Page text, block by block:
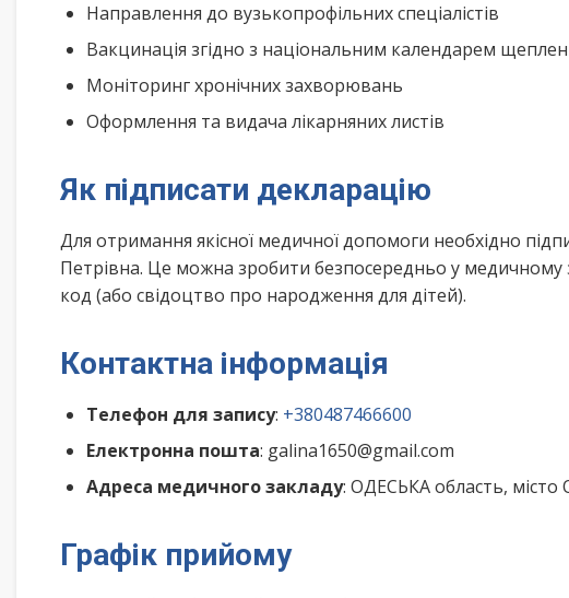
Направлення до вузькопрофільних спеціалістів
Вакцинація згідно з національним календарем
Моніторинг хронічних захворювань
Оформлення та видача лікарняних листів
Як підписати декларацію
Для отримання якісної медичної допомоги необхідно
Петрівна. Це можна зробити безпосередньо у медичному
код (або свідоцтво про народження для дітей).
Контактна інформація
Телефон для запису: +380487466600
Електронна пошта: galina1650@gmail.com
Адреса медичного закладу: ОДЕСЬКА область,
Графік прийому